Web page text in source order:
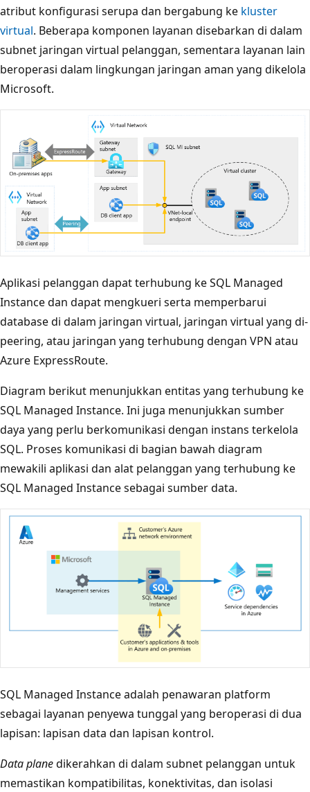
atribut konfigurasi serupa dan bergabung ke kluster
virtual. Beberapa komponen layanan disebarkan di dalam
subnet jaringan virtual pelanggan, sementara layanan lain
beroperasi dalam lingkungan jaringan aman yang dikelola
Microsoft.
Aplikasi pelanggan dapat terhubung ke SQL Managed
Instance dan dapat mengkueri serta memperbarui
database di dalam jaringan virtual, jaringan virtual yang di-
peering, atau jaringan yang terhubung dengan VPN atau
Azure ExpressRoute.
Diagram berikut menunjukkan entitas yang terhubung ke
SQL Managed Instance. Ini juga menunjukkan sumber
daya yang perlu berkomunikasi dengan instans terkelola
SQL. Proses komunikasi di bagian bawah diagram
mewakili aplikasi dan alat pelanggan yang terhubung ke
SQL Managed Instance sebagai sumber data.
SQL Managed Instance adalah penawaran platform
sebagai layanan penyewa tunggal yang beroperasi di dua
lapisan: lapisan data dan lapisan kontrol.
Data planedikerahkan di dalam subnet pelanggan untuk
memastikan kompatibilitas, konektivitas, dan isolasi